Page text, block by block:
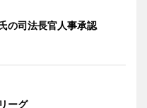
の司法長官人事承認
ーグ